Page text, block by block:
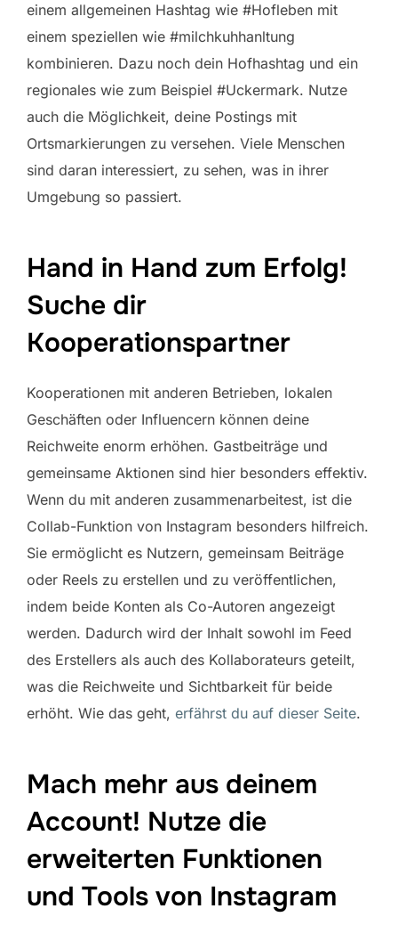
einem allgemeinen Hashtag wie #Hofleben mit
einem speziellen wie #milchkuhhanltung
kombinieren. Dazu noch dein Hofhashtag und ein
regionales wie zum Beispiel #Uckermark. Nutze
auch die Möglichkeit, deine Postings mit
Ortsmarkierungen zu versehen. Viele Menschen
sind daran interessiert, zu sehen, was in ihrer
Umgebung so passiert.
Hand in Hand zum Erfolg!
Suche dir
Kooperationspartner
Kooperationen mit anderen Betrieben, lokalen
Geschäften oder Influencern können deine
Reichweite enorm erhöhen. Gastbeiträge und
gemeinsame Aktionen sind hier besonders effektiv.
Wenn du mit anderen zusammenarbeitest, ist die
Collab-Funktion von Instagram besonders hilfreich.
Sie ermöglicht es Nutzern, gemeinsam Beiträge
oder Reels zu erstellen und zu veröffentlichen,
indem beide Konten als Co-Autoren angezeigt
werden. Dadurch wird der Inhalt sowohl im Feed
des Erstellers als auch des Kollaborateurs geteilt,
was die Reichweite und Sichtbarkeit für beide
erhöht. Wie das geht, erfährst du auf dieser Seite.
Mach mehr aus deinem
Account! Nutze die
erweiterten Funktionen
und Tools von Instagram